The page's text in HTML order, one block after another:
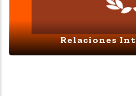
Relaciones